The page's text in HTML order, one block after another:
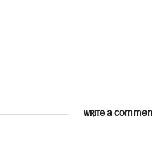
WRITE A COMMENT